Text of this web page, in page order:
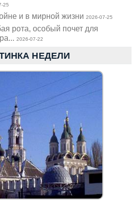
25
и в мирной жизни2026-07-25
рота, особый почет для
2026-07-22
НЕДЕЛИ